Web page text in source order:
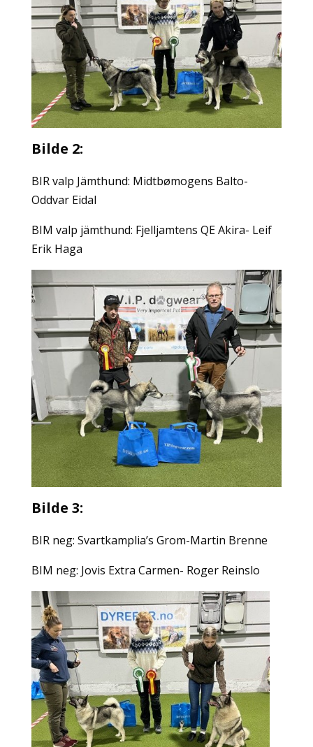
Bilde 2:
BIR valp Jämthund: Midtbømogens Balto-
Oddvar Eidal
BIM valp jämthund: Fjelljamtens QE Akira- Leif
Erik Haga
Bilde 3:
BIR neg: Svartkamplia’s Grom-Martin Brenne
BIM neg: Jovis Extra Carmen- Roger Reinslo